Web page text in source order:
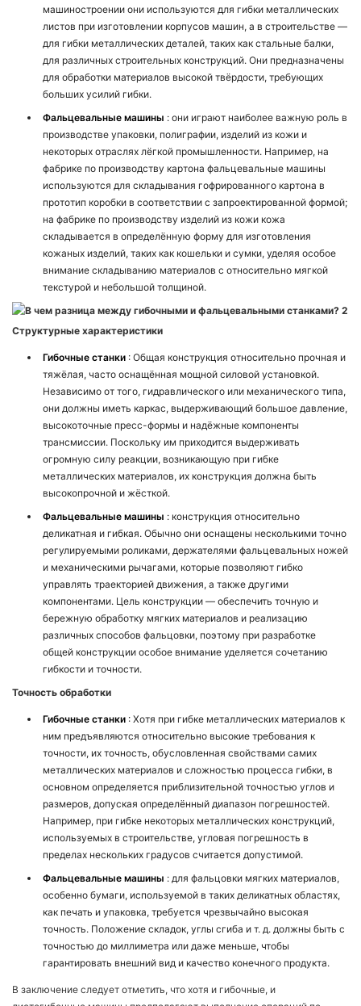
машиностроении они используются для гибки металлических
листов при изготовлении корпусов машин, а в строительстве —
для гибки металлических деталей, таких как стальные балки,
для различных строительных конструкций. Они предназначены
для обработки материалов высокой твёрдости, требующих
больших усилий гибки.
Фальцевальные машины : они играют наиболее важную роль в
производстве упаковки, полиграфии, изделий из кожи и
некоторых отраслях лёгкой промышленности. Например, на
фабрике по производству картона фальцевальные машины
используются для складывания гофрированного картона в
прототип коробки в соответствии с запроектированной формой;
на фабрике по производству изделий из кожи кожа
складывается в определённую форму для изготовления
кожаных изделий, таких как кошельки и сумки, уделяя особое
внимание складыванию материалов с относительно мягкой
текстурой и небольшой толщиной.
Структурные характеристики
Гибочные станки : Общая конструкция относительно прочная и
тяжёлая, часто оснащённая мощной силовой установкой.
Независимо от того, гидравлического или механического типа,
они должны иметь каркас, выдерживающий большое давление,
высокоточные пресс-формы и надёжные компоненты
трансмиссии. Поскольку им приходится выдерживать
огромную силу реакции, возникающую при гибке
металлических материалов, их конструкция должна быть
высокопрочной и жёсткой.
Фальцевальные машины : конструкция относительно
деликатная и гибкая. Обычно они оснащены несколькими точно
регулируемыми роликами, держателями фальцевальных ножей
и механическими рычагами, которые позволяют гибко
управлять траекторией движения, а также другими
компонентами. Цель конструкции — обеспечить точную и
бережную обработку мягких материалов и реализацию
различных способов фальцовки, поэтому при разработке
общей конструкции особое внимание уделяется сочетанию
гибкости и точности.
Точность обработки
Гибочные станки : Хотя при гибке металлических материалов к
ним предъявляются относительно высокие требования к
точности, их точность, обусловленная свойствами самих
металлических материалов и сложностью процесса гибки, в
основном определяется приблизительной точностью углов и
размеров, допуская определённый диапазон погрешностей.
Например, при гибке некоторых металлических конструкций,
используемых в строительстве, угловая погрешность в
пределах нескольких градусов считается допустимой.
Фальцевальные машины : для фальцовки мягких материалов,
особенно бумаги, используемой в таких деликатных областях,
как печать и упаковка, требуется чрезвычайно высокая
точность. Положение складок, углы сгиба и т. д. должны быть с
точностью до миллиметра или даже меньше, чтобы
гарантировать внешний вид и качество конечного продукта.
В заключение следует отметить, что хотя и гибочные, и